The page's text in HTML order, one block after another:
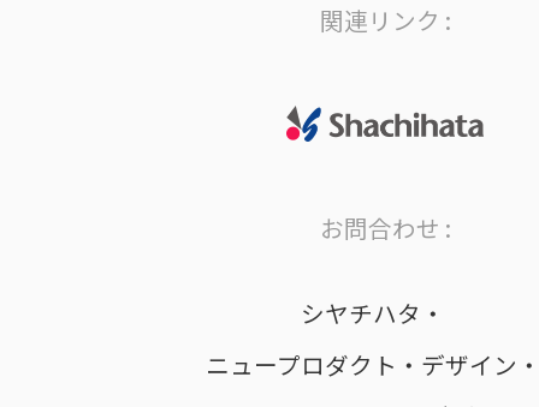
関連リンク :
お問合わせ :
シヤチハタ・
ニュープロダクト・デザイン